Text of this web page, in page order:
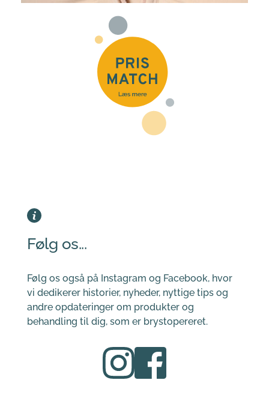
Følg os...
Følg os også på Instagram og Facebook, hvor
vi dedikerer historier, nyheder, nyttige tips og
andre opdateringer om produkter og
behandling til dig, som er brystopereret.